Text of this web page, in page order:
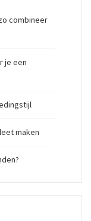
combineer
je een
maken